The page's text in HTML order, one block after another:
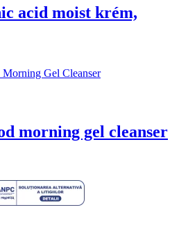
morning gel cleanser